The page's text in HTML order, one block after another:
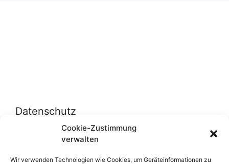
Cookie-Zustimmung
verwalten
Wir verwenden Technologien wie Cookies, um Geräteinformationen zu
Datenschutz
Datenschutzerklärung
Cookie-Richtlinie (EU)